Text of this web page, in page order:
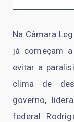
Na Câmara
já começam
evitar a
clima de
governo,
federal